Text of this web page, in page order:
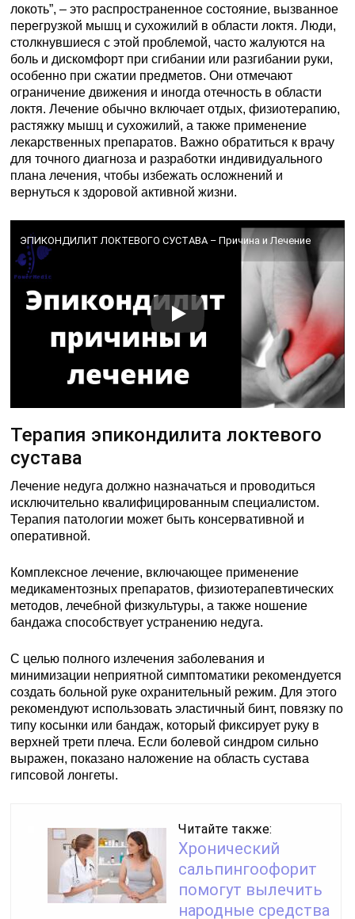
локоть”, – это распространенное состояние, вызванное
перегрузкой мышц и сухожилий в области локтя. Люди,
столкнувшиеся с этой проблемой, часто жалуются на
боль и дискомфорт при сгибании или разгибании руки,
особенно при сжатии предметов. Они отмечают
ограничение движения и иногда отечность в области
локтя. Лечение обычно включает отдых, физиотерапию,
растяжку мышц и сухожилий, а также применение
лекарственных препаратов. Важно обратиться к врачу
для точного диагноза и разработки индивидуального
плана лечения, чтобы избежать осложнений и
вернуться к здоровой активной жизни.
ЭПИКОНДИЛИТ ЛОКТЕВОГО СУСТАВА – Причина и Лечение
Терапия эпикондилита локтевого
сустава
Лечение недуга должно назначаться и проводиться
исключительно квалифицированным специалистом.
Терапия патологии может быть консервативной и
оперативной.
Комплексное лечение, включающее применение
медикаментозных препаратов, физиотерапевтических
методов, лечебной физкультуры, а также ношение
бандажа способствует устранению недуга.
С целью полного излечения заболевания и
минимизации неприятной симптоматики рекомендуется
создать больной руке охранительный режим. Для этого
рекомендуют использовать эластичный бинт, повязку по
типу косынки или бандаж, который фиксирует руку в
верхней трети плеча. Если болевой синдром сильно
выражен, показано наложение на область сустава
гипсовой лонгеты.
Читайте также:
Хронический
сальпингоофорит
помогут вылечить
народные средства